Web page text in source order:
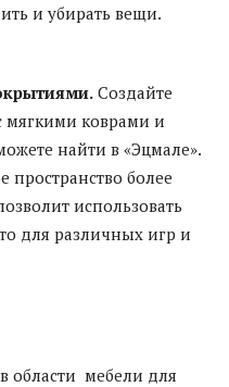
и убирать вещи.
Создайте
мягкими коврами и
найти в «Эцмале».
пространство более
использовать
для различных игр и
области мебели для